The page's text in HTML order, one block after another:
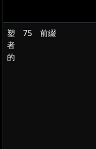
塑
者
的
75 前綴